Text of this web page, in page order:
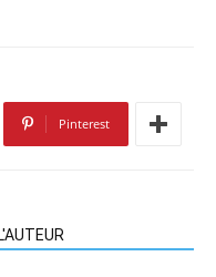
Pinterest